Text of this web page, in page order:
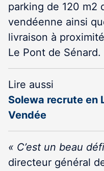
parking de 120 m2
vendéenne ainsi
livraison à
Le Pont de Sénard.
Lire aussi
Solewa recrute en
Vendée
« C’est un beau
directeur général